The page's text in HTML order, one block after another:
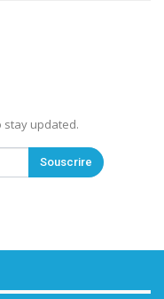
stay updated.
Souscrire